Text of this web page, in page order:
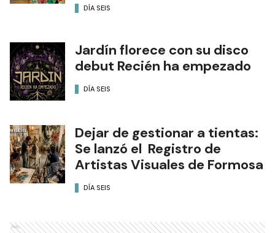
DÍA SEIS
Jardín florece con su disco
debut Recién ha empezado
DÍA SEIS
Dejar de gestionar a tientas:
Se lanzó el Registro de
Artistas Visuales de Formosa
DÍA SEIS
Ads